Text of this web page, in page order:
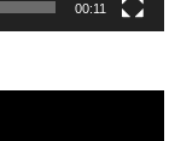
00:11